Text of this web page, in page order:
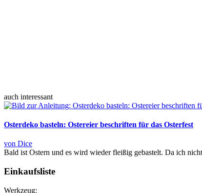
auch interessant
Osterdeko basteln: Ostereier beschriften für das Osterfest
von Dice
Bald ist Ostern und es wird wieder fleißig gebastelt. Da ich
Einkaufsliste
Werkzeug: